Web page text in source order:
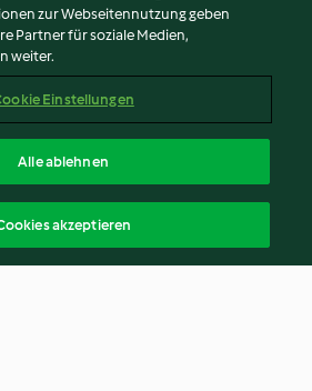
zur Webseitennutzung geben
Partner für soziale Medien,
weiter.
Einstellungen
Alle ablehnen
akzeptieren